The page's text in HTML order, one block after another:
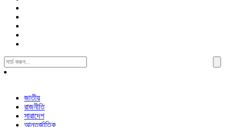
Search
For:
জাতীয়
রাজনীতি
সারাদেশ
আন্তর্জাতিক